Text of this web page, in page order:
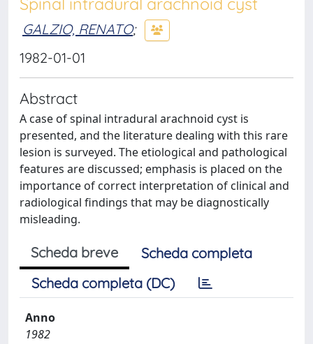
GALZIO, RENATO;
1982-01-01
Abstract
A case of spinal intradural arachnoid cyst is
presented, and the literature dealing with this rare
lesion is surveyed. The etiological and pathological
features are discussed; emphasis is placed on the
importance of correct interpretation of clinical and
radiological findings that may be diagnostically
misleading.
Scheda breve
Scheda completa
Scheda completa (DC)
Anno
1982